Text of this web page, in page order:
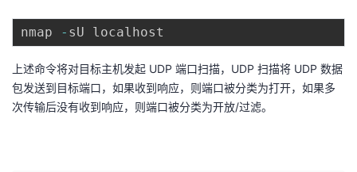
nmap -
上述命令将对目标主机发起 UDP 端口扫描，UDP 扫描将 UDP 数据
包发送到目标端口，如果收到响应，则端口被分类为打开，如果多
次传输后没有收到响应，则端口被分类为开放/过滤。